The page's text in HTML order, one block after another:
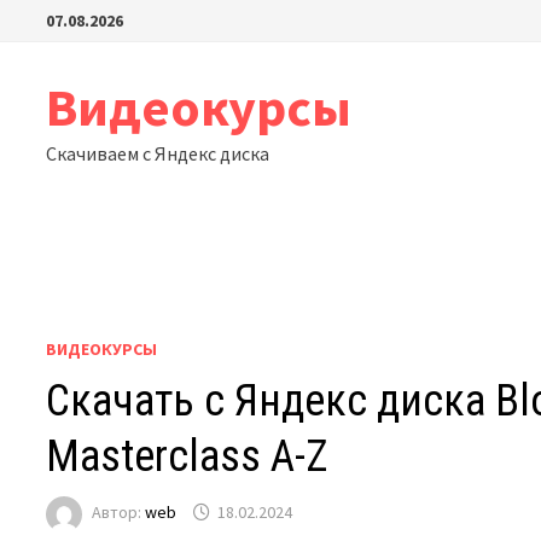
Перейти07.08.2026
Видеокурсы
Скачиваем с Яндекс диска
ВИДЕОКУРСЫ
Скачать с Яндекс диска
Masterclass A-Z
Автор:web 18.02.2024